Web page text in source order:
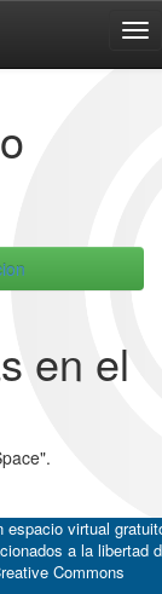
en el
espacio virtual
a la libertad
Commons